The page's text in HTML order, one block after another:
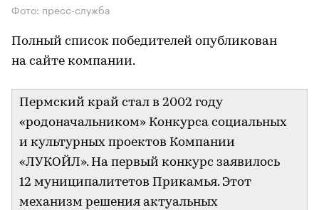
Фото: пресс-служба
Полный список победителей опубликован
на сайте компании.
​Пермский край стал в 2002 году
«родоначальником» Конкурса социальных
и культурных проектов Компании
«ЛУКОЙЛ». На первый конкурс заявилось
12 муниципалитетов Прикамья. Этот
механизм решения актуальных